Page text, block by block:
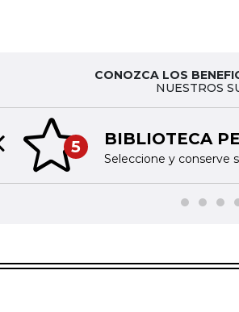
CONOZCA LOS
NUESTROS
5 BIBLIOTECA
Seleccione y conserve
slide